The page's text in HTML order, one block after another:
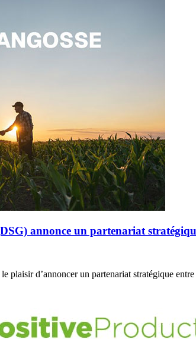
annonce un partenariat
plaisir d’annoncer un partenariat stratégique